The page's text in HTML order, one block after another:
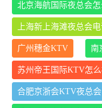
北京海航国际夜总会
上海新上海滩夜总会
广州穗金KTV 南
苏州帝王国际KTV怎
合肥京浙会KTV夜总